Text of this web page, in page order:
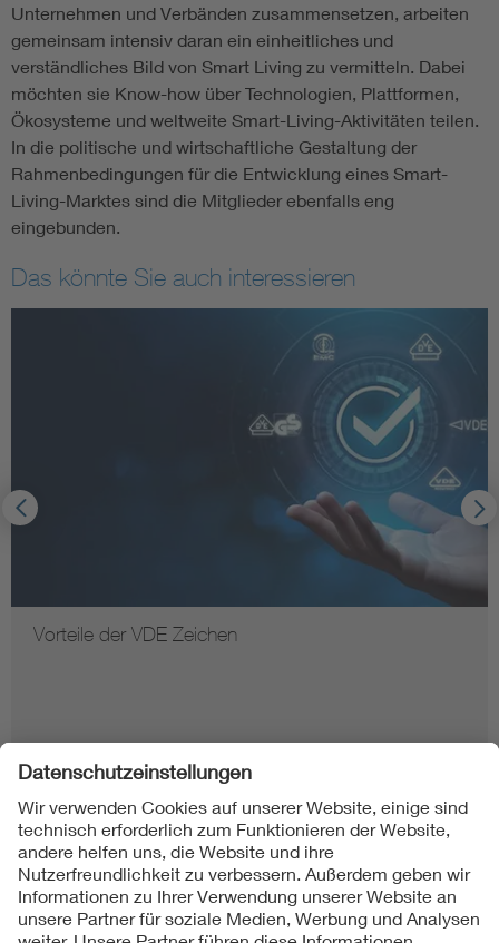
Unternehmen und Verbänden zusammensetzen, arbeiten
gemeinsam intensiv daran ein einheitliches und
verständliches Bild von Smart Living zu vermitteln. Dabei
möchten sie Know-how über Technologien, Plattformen,
Ökosysteme und weltweite Smart-Living-Aktivitäten teilen.
In die politische und wirtschaftliche Gestaltung der
Rahmenbedingungen für die Entwicklung eines Smart-
Living-Marktes sind die Mitglieder ebenfalls eng
eingebunden.
Das könnte Sie auch interessieren
Vorteile der VDE Zeichen
Folgen Sie uns auf